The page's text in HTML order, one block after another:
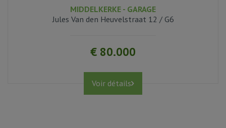
MIDDELKERKE - GARAGE
Jules Van den Heuvelstraat 12 / G6
€ 80.000
Voir détails